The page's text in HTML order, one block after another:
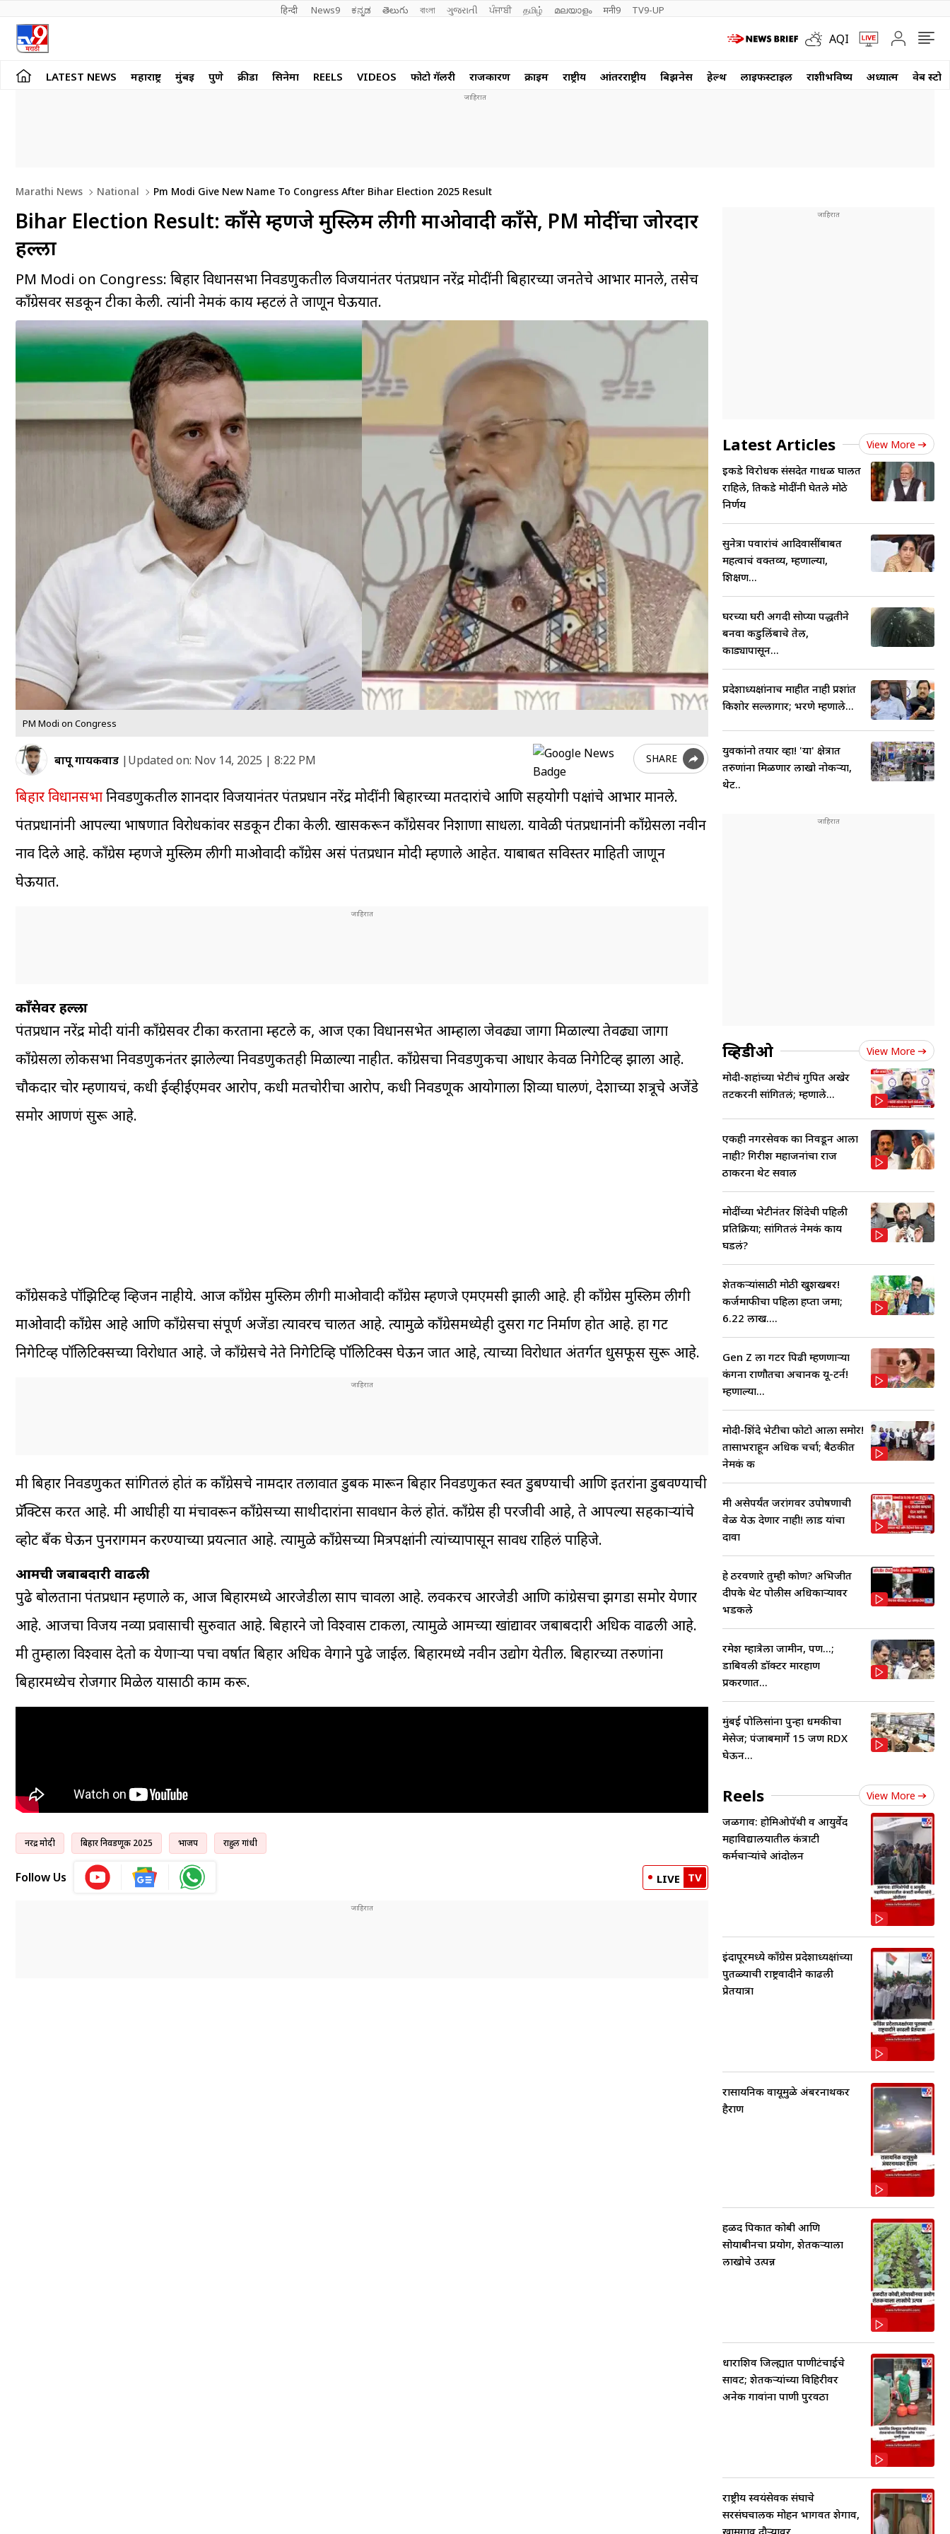
हिन्दी News9 ಕನ್ನಡ తెలుగు বাংলা ગુજરાતી ਪੰਜਾਬੀ தமிழ் മലയാളം मनी9 TV9-UP
AQI
LATEST NEWS महाराष्ट्र मुंबई पुणे क्रीडा सिनेमा REELS VIDEOS फोटो गॅलरी राजकारण क्राईम राष्ट्रीय आंतरराष्ट्रीय बिझनेस हेल्थ लाईफस्टाईल राशीभविष्य अध्यात्म वेब
Marathi News National Pm Modi Give New Name To Congress After Bihar Election 2025 Result
Bihar Election Result: काँग्रेस म्हणजे मुस्लिम लीगी माओवादी काँग्रेस, PM मोदींचा जोरदार
हल्ला
PM Modi on Congress: बिहार विधानसभा निवडणुकीतील विजयानंतर पंतप्रधान नरेंद्र मोदींनी बिहारच्या जनतेचे आभार मानले, तसेच
काँग्रेसवर सडकून टीका केली. त्यांनी नेमकं काय म्हटलं ते जाणून घेऊयात.
PM Modi on Congress
बापू गायकवाड |Updated on: Nov 14, 2025 | 8:22 PM SHARE
बिहार विधानसभानिवडणुकीतील शानदार विजयानंतर पंतप्रधान नरेंद्र मोदींनी बिहारच्या मतदारांचे आणि सहयोगी पक्षांचे आभार मानले.
पंतप्रधानांनी आपल्या भाषणात विरोधकांवर सडकून टीका केली. खासकरून काँग्रेसवर निशाणा साधला. यावेळी पंतप्रधानांनी काँग्रेसला नवीन
नाव दिले आहे. काँग्रेस म्हणजे मुस्लिम लीगी माओवादी काँग्रेस असं पंतप्रधान मोदी म्हणाले आहेत. याबाबत सविस्तर माहिती जाणून
घेऊयात.
काँग्रेसवर हल्ला
पंतप्रधान नरेंद्र मोदी यांनी काँग्रेसवर टीका करताना म्हटले की, आज एका विधानसभेत आम्हाला जेवढ्या जागा मिळाल्या तेवढ्या जागा
काँग्रेसला लोकसभा निवडणुकीनंतर झालेल्या निवडणुकीतही मिळाल्या नाहीत. काँग्रेसचा निवडणुकीचा आधार केवळ निगेटिव्ह झाला आहे.
चौकीदार चोर म्हणायचं, कधी ईव्हीईएमवर आरोप, कधी मतचोरीचा आरोप, कधी निवडणूक आयोगाला शिव्या घालणं, देशाच्या शत्रूचे अजेंडे
समोर आणणं सुरू आहे.
काँग्रेसकडे पॉझिटिव्ह व्हिजन नाहीये. आज काँग्रेस मुस्लिम लीगी माओवादी काँग्रेस म्हणजे एमएमसी झाली आहे. ही काँग्रेस मुस्लिम लीगी
माओवादी काँग्रेस आहे आणि काँग्रेसचा संपूर्ण अजेंडा त्यावरच चालत आहे. त्यामुळे काँग्रेसमध्येही दुसरा गट निर्माण होत आहे. हा गट
निगेटिव्ह पॉलिटिक्सच्या विरोधात आहे. जे काँग्रेसचे नेते निगेटिव्हि पॉलिटिक्स घेऊन जात आहे, त्याच्या विरोधात अंतर्गत धुसफूस सुरू आहे.
मी बिहार निवडणुकीत सांगितलं होतं की काँग्रेसचे नामदार तलावात डुबकी मारून बिहार निवडणुकीत स्वत डुबण्याची आणि इतरांना डुबवण्याची
प्रॅक्टिस करत आहे. मी आधीही या मंचावरून काँग्रेसच्या साथीदारांना सावधान केलं होतं. काँग्रेस ही परजीवी आहे, ते आपल्या सहकाऱ्यांचे
व्होट बँक घेऊन पुनरागमन करण्याच्या प्रयत्नात आहे. त्यामुळे काँग्रेसच्या मित्रपक्षांनी त्यांच्यापासून सावध राहिलं पाहिजे.
आमची जबाबदारी वाढली
पुढे बोलताना पंतप्रधान म्हणाले की, आज बिहारमध्ये आरजेडीला साप चावला आहे. लवकरच आरजेडी आणि कांग्रेसचा झगडा समोर येणार
आहे. आजचा विजय नव्या प्रवासाची सुरुवात आहे. बिहारने जो विश्वास टाकला, त्यामुळे आमच्या खांद्यावर जबाबदारी अधिक वाढली आहे.
मी तुम्हाला विश्वास देतो की येणाऱ्या पचा वर्षात बिहार अधिक वेगाने पुढे जाईल. बिहारमध्ये नवीन उद्योग येतील. बिहारच्या तरुणांना
बिहारमध्येच रोजगार मिळेल यासाठी काम करू.
नरेंद्र मोदी बिहार निवडणूक 2025 भाजप राहुल गांधी
Follow Us LIVE TV
Latest Articles View More
इकडे विरोधक संसदेत गोंधळ घालत
राहिले, तिकडे मोदींनी घेतले मोठे
निर्णय
सुनेत्रा पवारांचं आदिवासींबाबत
महत्वाचं वक्तव्य, म्हणाल्या,
शिक्षण...
घरच्या घरी अगदी सोप्या पद्धतीने
बनवा कडुलिंबाचे तेल,
कोंड्यापासून...
प्रदेशाध्यक्षांनाच माहीत नाही प्रशांत
किशोर सल्लागार; भरणे म्हणाले...
युवकांनो तयार व्हा! 'या' क्षेत्रात
तरुणांना मिळणार लाखो नोकऱ्या,
थेट..
व्हिडीओ View More
मोदी-शहांच्या भेटीचं गुपित अखेर
तटकरेंनी सांगितलं; म्हणाले...
एकही नगरसेवक का निवडून आला
नाही? गिरीश महाजनांचा राज
ठाकरेंना थेट सवाल
मोदींच्या भेटीनंतर शिंदेची पहिली
प्रतिक्रिया; सांगितलं नेमकं काय
घडलं?
शेतकऱ्यांसाठी मोठी खुशखबर!
कर्जमाफीचा पहिला हप्ता जमा;
6.22 लाख....
Gen Z ला गटर पिढी म्हणणाऱ्या
कंगना राणौतचा अचानक यू-टर्न!
म्हणाल्या...
मोदी-शिंदे भेटीचा फोटो आला समोर!
तासाभराहून अधिक चर्चा; बैठकीत
नेमकं क
मी असेपर्यंत जरांगेंवर उपोषणाची
वेळ येऊ देणार नाही! लाड यांचा
दावा
हे ठरवणारे तुम्ही कोण? अभिजीत
दीपके थेट पोलीस अधिकाऱ्यावर
भडकले
रमेश म्हात्रेला जामीन, पण...;
डोंबिवली डॉक्टर मारहाण
प्रकरणात...
मुंबई पोलिसांना पुन्हा धमकीचा
मेसेज; पंजाबमार्गे 15 जण RDX
घेऊन...
Reels View More
जळगाव: होमिओपॅथी व आयुर्वेद
महाविद्यालयातील कंत्राटी
कर्मचाऱ्यांचे आंदोलन
इंदापूरमध्ये काँग्रेस प्रदेशाध्यक्षांच्या
पुतळ्याची राष्ट्रवादीने काढली
प्रेतयात्रा
रासायनिक वायूमुळे अंबरनाथकर
हैराण
हळद पिकात कोबी आणि
सोयाबीनचा प्रयोग, शेतकर्‍याला
लाखोचे उत्पन्न
धाराशिव जिल्ह्यात पाणीटंचाईचे
सावट; शेतकऱ्यांच्या विहिरीवर
अनेक गावांना पाणी पुरवठा
राष्ट्रीय स्वयंसेवक संघाचे
सरसंघचालक मोहन भागवत शेगाव,
खामगाव दौऱ्यावर